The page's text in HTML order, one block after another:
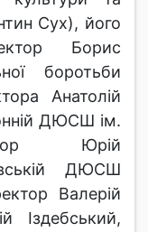
Сух), його
Борис
боротьби
Анатолій
ДЮСШ ім.
Юрій
ДЮСШ
Валерій
Іздебський,